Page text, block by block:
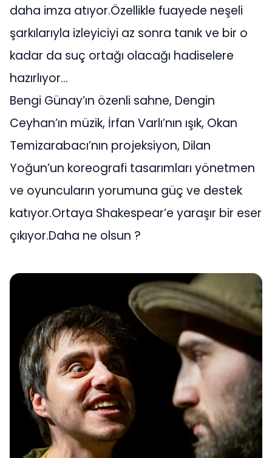
daha imza atıyor.Özellikle fuayede neşeli
şarkılarıyla izleyiciyi az sonra tanık ve bir o
kadar da suç ortağı olacağı hadiselere
hazırlıyor…
Bengi Günay’ın özenli sahne, Dengin
Ceyhan’ın müzik, İrfan Varlı’nın ışık, Okan
Temizarabacı’nın projeksiyon, Dilan
Yoğun’un koreografi tasarımları yönetmen
ve oyuncuların yorumuna güç ve destek
katıyor.Ortaya Shakespear’e yaraşır bir eser
çıkıyor.Daha ne olsun ?